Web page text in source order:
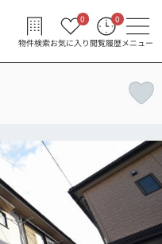
物件検索お気に入り
0
閲覧履歴
0
メニュー